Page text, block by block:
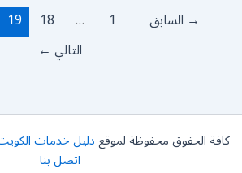
→ السابق 1
…
18
19
التالي ←
كافة الحقوق محفوظة لموقعدليل خدمات
اتصل بنا